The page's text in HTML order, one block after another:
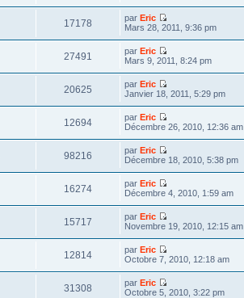
17178 parEric
Mars 28, 2011, 9:36 pm
27491 parEric
Mars 9, 2011, 8:24 pm
20625 parEric
Janvier 18, 2011, 5:29 pm
12694 parEric
Décembre 26, 2010, 12:36 am
98216 parEric
Décembre 18, 2010, 5:38 pm
16274 parEric
Décembre 4, 2010, 1:59 am
15717 parEric
Novembre 19, 2010, 12:15 am
12814 parEric
Octobre 7, 2010, 12:18 am
31308 parEric
Octobre 5, 2010, 3:22 pm